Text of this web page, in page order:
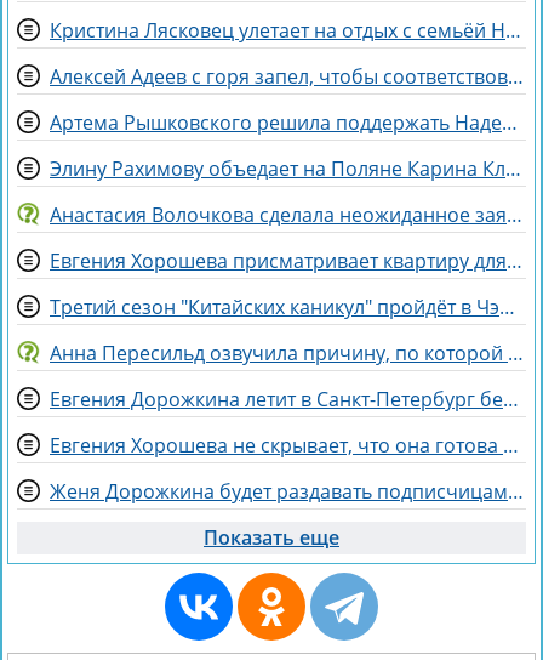
Кристина Лясковец улетает на отдых с семьёй Никиты Гуранды
Алексей Адеев с горя запел, чтобы соответствовать Иване Михайличенко
Артема Рышковского решила поддержать Надежда Ермакова
Элину Рахимову объедает на Поляне Карина Клочкова
Анастасия Волочкова сделала неожиданное заявление о дочери
Евгения Хорошева присматривает квартиру для покупки в Питере
Третий сезон "Китайских каникул" пройдёт в Чэнду - самом счастливом городе Китая
Анна Пересильд озвучила причину, по которой она выбрала курс Дарьи Мороз
Евгения Дорожкина летит в Санкт-Петербург без мужа на несколько дней
Евгения Хорошева не скрывает, что она готова идти по головам ради победы
Женя Дорожкина будет раздавать подписчицам свои вещи
Показать еще